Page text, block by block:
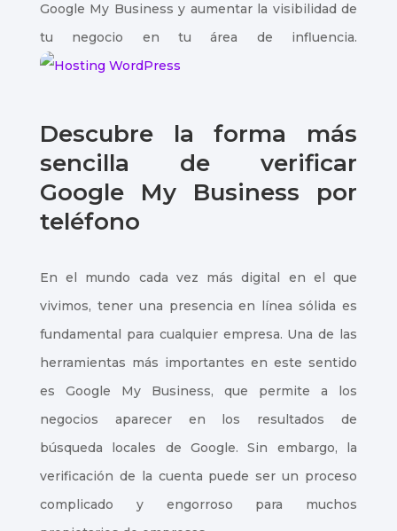
Google My Business y aumentar la visibilidad de
tu negocio en tu área de influencia.
Descubre la forma más
sencilla de verificar
Google My Business por
teléfono
En el mundo cada vez más digital en el que
vivimos, tener una presencia en línea sólida es
fundamental para cualquier empresa. Una de las
herramientas más importantes en este sentido
es Google My Business, que permite a los
negocios aparecer en los resultados de
búsqueda locales de Google. Sin embargo, la
verificación de la cuenta puede ser un proceso
complicado y engorroso para muchos